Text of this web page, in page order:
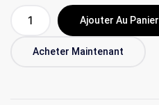
Acheter Maintenant
Ajouter Au Panier